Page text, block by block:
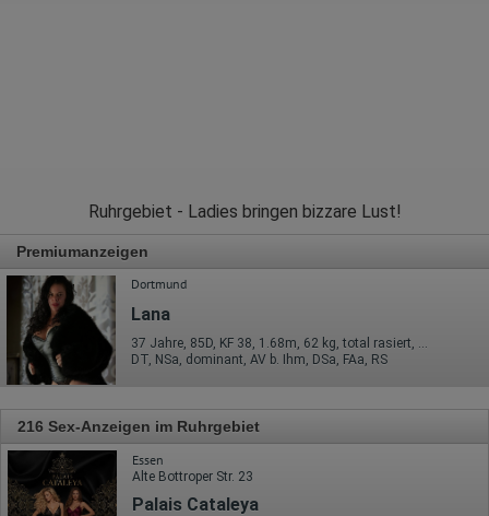
Ruhrgebiet - Ladies bringen bizzare Lust!
Premiumanzeigen
Dortmund
Lana
DT, NSa, dominant, AV b. Ihm, DSa, FAa, RS
216 Sex-Anzeigen im Ruhrgebiet
Essen
Alte Bottroper Str. 23
Palais Cataleya